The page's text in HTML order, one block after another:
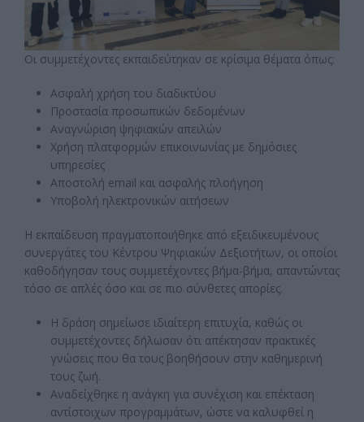
Οι συμμετέχοντες εκπαιδεύτηκαν σε κρίσιμα θέματα όπως:
Ασφαλή χρήση του διαδικτύου
Προστασία προσωπικών δεδομένων
Αναγνώριση ψηφιακών απειλών
Χρήση πλατφορμών επικοινωνίας με δημόσιες
υπηρεσίες
Αποστολή email και ασφαλής πλοήγηση
Υποβολή ηλεκτρονικών αιτήσεων
Η εκπαίδευση πραγματοποιήθηκε από εξειδικευμένους
συνεργάτες του Κέντρου Ψηφιακών Δεξιοτήτων, οι οποίοι
καθοδήγησαν τους συμμετέχοντες βήμα-βήμα, απαντώντας
τόσο σε απλές όσο και σε πιο σύνθετες απορίες.
Η δράση σημείωσε ιδιαίτερη επιτυχία, καθώς οι
συμμετέχοντες δήλωσαν ότι απέκτησαν πρακτικές
γνώσεις που θα τους βοηθήσουν στην καθημερινή
τους ζωή.
Αναδείχθηκε η ανάγκη για συνέχιση και επέκταση
αντίστοιχων προγραμμάτων, ώστε να καλυφθεί η